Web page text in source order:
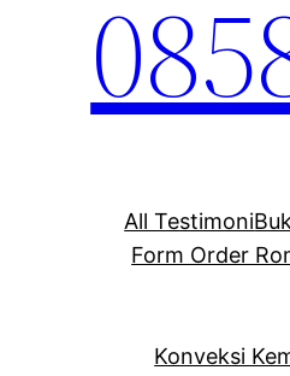
All Testimoni
Form Order
Konveksi